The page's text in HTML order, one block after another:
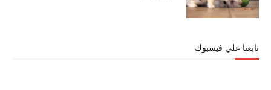
تابعنا علي فيسبوك